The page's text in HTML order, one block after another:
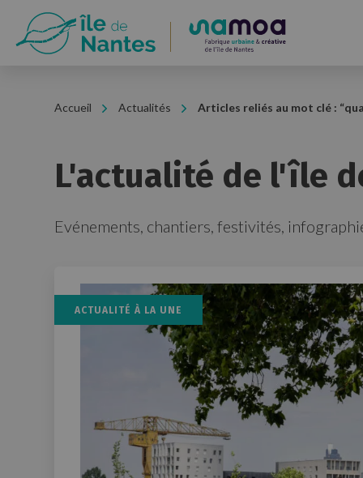
Accueil Actualités Articles reliés au mot clé : “
L'actualité de l'île
Evénements, chantiers, festivités,
ACTUALITÉ À LA UNE
Panneau de gestion des cookies